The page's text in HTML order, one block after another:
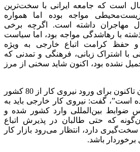
افزود: بیش از 40 سال است که جامعه ایرانی با سخت‌ترین
مواجه بوده اما همواره
مهاجران داشته است. اگرچه برخی
با رهاشدگی مواجه بود، اما سیاست
و حفظ کرامت اتباع خارجی به ویژه
با اشتراک زبانی، فرهنگی و تمدنی که
نشده بود، اکنون شاید سخنی از مرز
حسینی با بیان اینکه “ایران تاکنون برای ورود نیروی‌ کار از 80 کشور
است”، گفت: نیروی کار خارجی باید به
ضوابط بین‌المللی وارد کشور شده و
که حتی طالبان در پذیرش اتباع
سخت‌گیری دارد، انتظار می‌رود بازار کار
برخوردار باشد.